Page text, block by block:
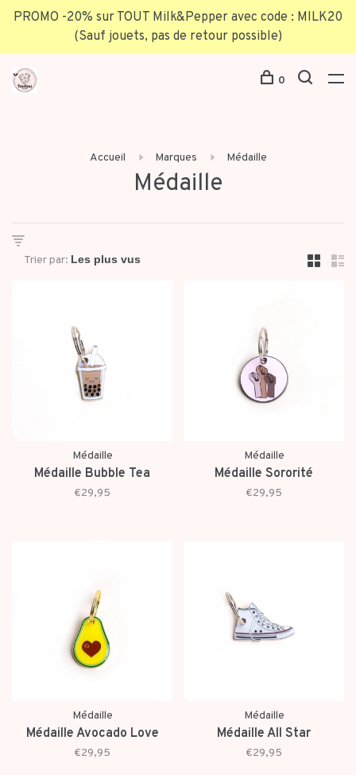
PROMO -20% sur TOUT Milk&Pepper avec code : MILK20
(Sauf jouets, pas de retour possible)
0
Accueil Marques Médaille
Médaille
Trier par:
Médaille
Médaille Bubble Tea
€29,95
Médaille
Médaille Sororité
€29,95
Médaille
Médaille Avocado Love
€29,95
Médaille
Médaille All Star
€29,95